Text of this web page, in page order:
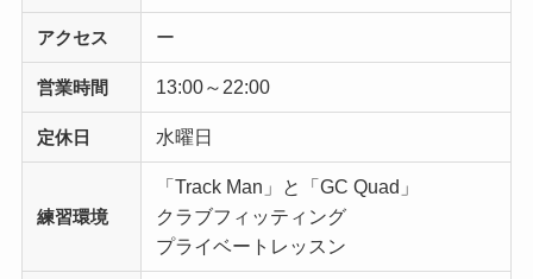
アクセス ー
営業時間 13:00～22:00
定休日 水曜日
練習環境
「Track Man」と「GC Quad」
クラブフィッティング
プライベートレッスン